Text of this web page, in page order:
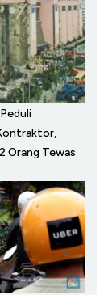
Orang Tewas